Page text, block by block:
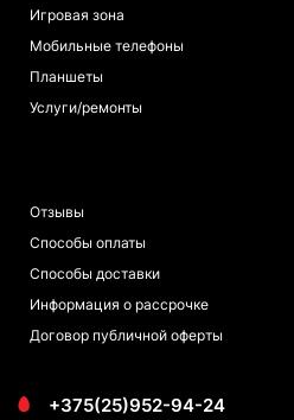
Игровая зона
Мобильные телефоны
Планшеты
Услуги/ремонты
Отзывы
Способы оплаты
Способы доставки
Информация о рассрочке
Договор публичной оферты
+375(25)952-94-24